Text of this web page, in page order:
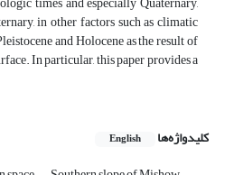
in other factors such as climatic
and Holocene as the result of
In particular, this paper provides a
کلیدواژه‌ها English